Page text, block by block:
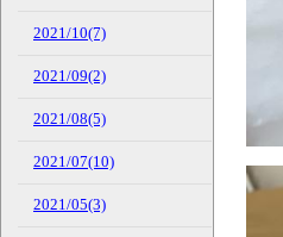
2021/10(7)
2021/09(2)
2021/08(5)
2021/07(10)
2021/05(3)